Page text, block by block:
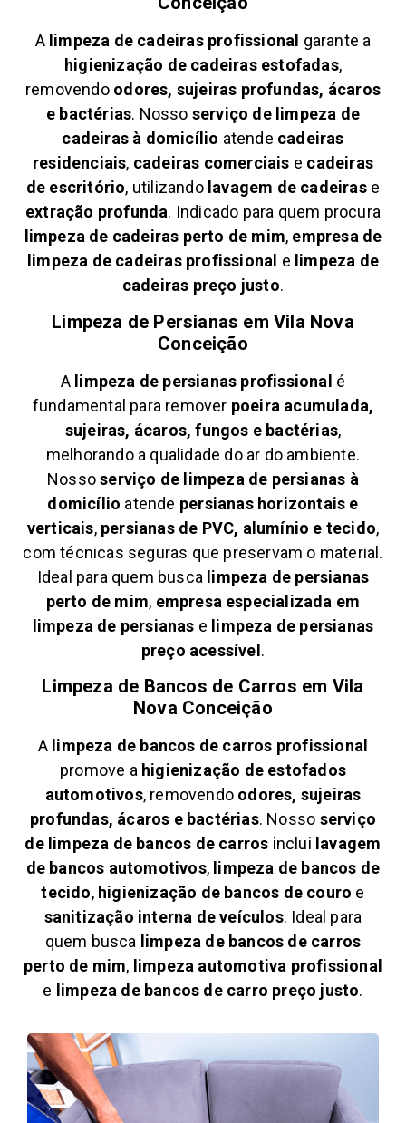
A limpeza de cadeiras profissional garante a
higienização de cadeiras estofadas,
removendoodores, sujeiras profundas, ácaros
e bactérias. Nosso serviço de limpeza de
cadeiras à domicílio atende cadeiras
residenciais, cadeiras comerciais e cadeiras
de escritório, utilizando lavagem de cadeirase
extração profunda. Indicado para quem procura
limpeza de cadeiras perto de mim, empresa de
limpeza de cadeiras profissional e limpeza de
cadeiras preço justo.
Limpeza de Persianas em Vila Nova
Conceição
A limpeza de persianas profissional é
fundamental para remover poeira acumulada,
sujeiras, ácaros, fungos e bactérias,
melhorando a qualidade do ar do ambiente.
Nossoserviço de limpeza de persianas à
domicílio atende persianas horizontais e
verticais, persianas de PVC, alumínio e tecido,
com técnicas seguras que preservam o material.
Ideal para quem busca limpeza de persianas
perto de mim, empresa especializada em
limpeza de persianas e limpeza de persianas
preço acessível.
Limpeza de Bancos de Carros em Vila
Nova Conceição
A limpeza de bancos de carros profissional
promove a higienização de estofados
automotivos, removendo odores, sujeiras
profundas, ácaros e bactérias. Nosso serviço
de limpeza de bancos de carros inclui lavagem
de bancos automotivos, limpeza de bancos de
tecido, higienização de bancos de couro e
sanitização interna de veículos. Ideal para
quem busca limpeza de bancos de carros
perto de mim, limpeza automotiva profissional
e limpeza de bancos de carro preço justo.